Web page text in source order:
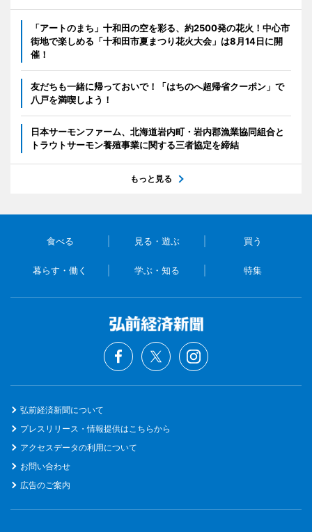
「アートのまち」十和田の空を彩る、約2500発の花火！中心市
街地で楽しめる「十和田市夏まつり花火大会」は8月14日に開
催！
友だちも一緒に帰っておいで！「はちのへ超帰省クーポン」で
八戸を満喫しよう！
日本サーモンファーム、北海道岩内町・岩内郡漁業協同組合と
トラウトサーモン養殖事業に関する三者協定を締結
もっと見る
食べる 見る・遊ぶ 買う
暮らす・働く 学ぶ・知る 特集
弘前経済新聞について
プレスリリース・情報提供はこちらから
アクセスデータの利用について
お問い合わせ
広告のご案内